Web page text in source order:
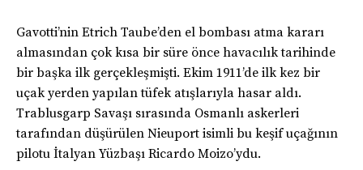
Gavotti’nin Etrich Taube’den el bombası atma kararı
almasından çok kısa bir süre önce havacılık tarihinde
bir başka ilk gerçekleşmişti. Ekim 1911’de ilk kez bir
uçak yerden yapılan tüfek atışlarıyla hasar aldı.
Trablusgarp Savaşı sırasında Osmanlı askerleri
tarafından düşürülen Nieuport isimli bu keşif uçağının
pilotu İtalyan Yüzbaşı Ricardo Moizo’ydu.